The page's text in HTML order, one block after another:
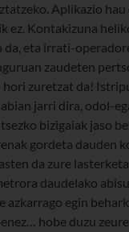
Aplikazio
ez. Kontakizuna
da, eta irrati-
zaudeten
hori zuretzat da!
jarri dira, odol-
bizigaiak jaso
gordeta dauden
da zure
daudelako
azkarrago egin
hobe duzu